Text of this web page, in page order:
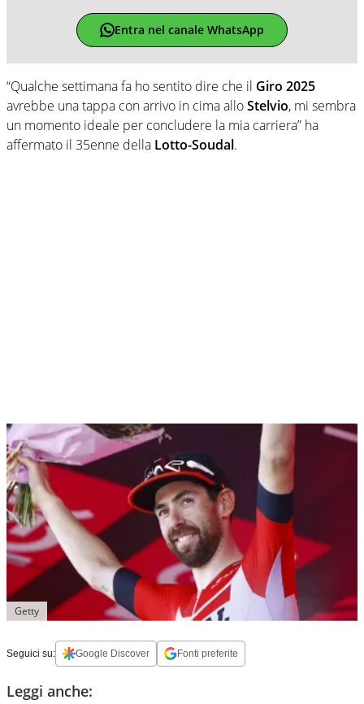
Entra nel canale WhatsApp
“Qualche settimana fa ho sentito dire che il Giro 2025
avrebbe una tappa con arrivo in cima alloStelvio, mi sembra
un momento ideale per concludere la mia carriera” ha
affermato il 35enne della Lotto-Soudal.
Getty
Seguici su: Google Discover Fonti preferite
Leggi anche: